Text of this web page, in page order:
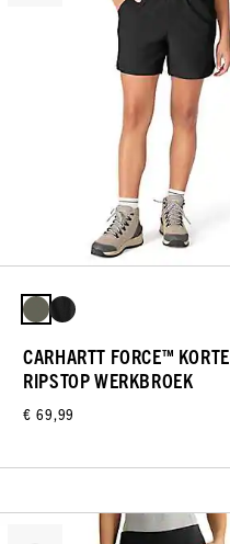
CARHARTT FORCE™ KORTE
RIPSTOP WERKBROEK
€ 69,99